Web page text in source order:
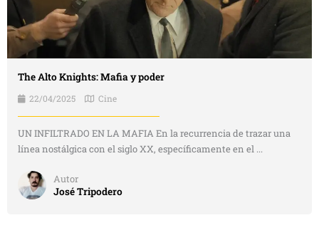
The Alto Knights: Mafia y poder
22/04/2025 Cine
UN INFILTRADO EN LA MAFIA En la recurrencia de trazar una
línea nostálgica con el siglo XX, específicamente en el ...
Autor
José Tripodero